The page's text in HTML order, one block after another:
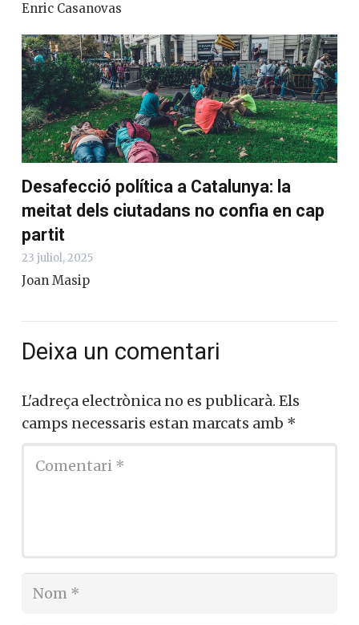
Enric Casanovas
Desafecció política a Catalunya: la
meitat dels ciutadans no confia en cap
partit
23 juliol, 2025
Joan Masip
Deixa un comentari
L'adreça electrònica no es publicarà. Els
camps necessaris estan marcats amb *